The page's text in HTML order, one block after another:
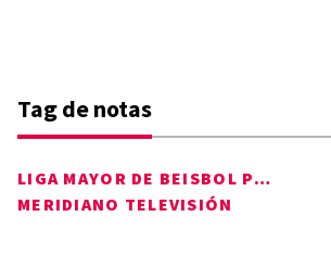
Tag de notas
LIGA MAYOR DE BEISBOL PROFESIONAL
MERIDIANO TELEVISIÓN